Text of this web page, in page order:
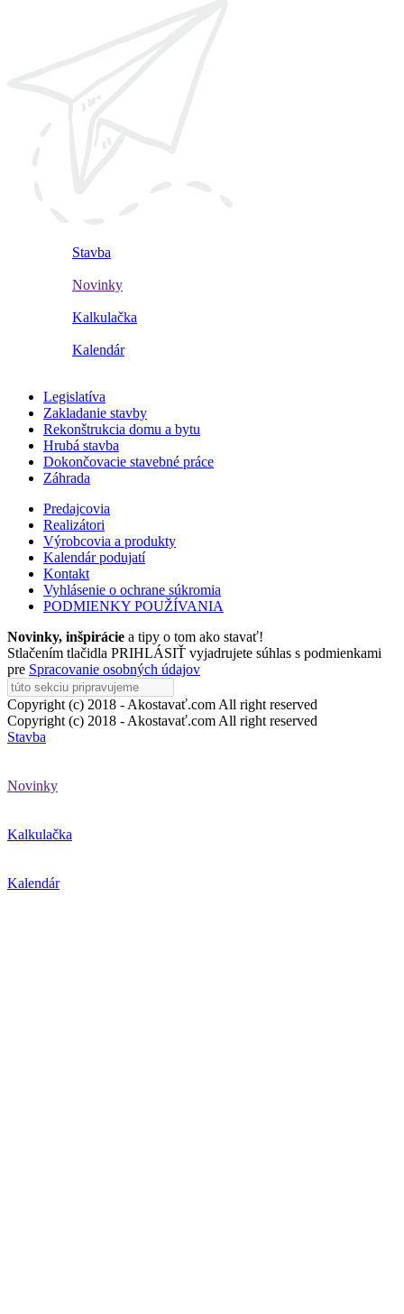
Stavba
Novinky
Kalkulačka
Kalendár
Legislatíva
Zakladanie stavby
Rekonštrukcia domu a bytu
Hrubá stavba
Dokončovacie stavebné práce
Záhrada
Predajcovia
Realizátori
Výrobcovia a produkty
Kalendár podujatí
Kontakt
Vyhlásenie o ochrane súkromia
PODMIENKY POUŽÍVANIA
Novinky, inšpirácie a tipy o tom ako stavať!
Stlačením tlačidla PRIHLÁSIŤ vyjadrujete súhlas s podmienkami
pre Spracovanie osobných údajov
Copyright (c) 2018 - Akostavať.com All right reserved
Copyright (c) 2018 - Akostavať.com All right reserved
Stavba
Novinky
Kalkulačka
Kalendár